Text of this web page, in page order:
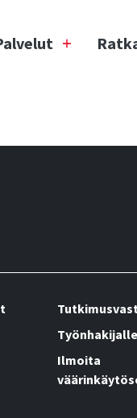
Työnhakijalle
Ilmoita